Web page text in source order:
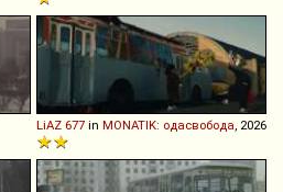
LiAZ 677 in MONATIK: одасвобода , 2026